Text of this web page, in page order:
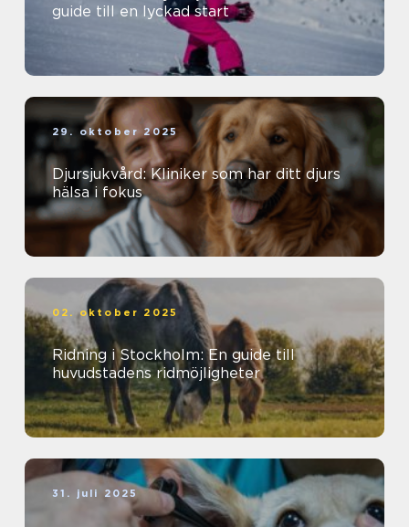
guide till en lyckad start
29. oktober 2025
Djursjukvård: Kliniker som har ditt djurs
hälsa i fokus
02. oktober 2025
Ridning i Stockholm: En guide till
huvudstadens ridmöjligheter
31. juli 2025